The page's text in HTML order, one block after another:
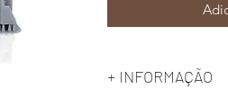
+ INFORMAÇÃO